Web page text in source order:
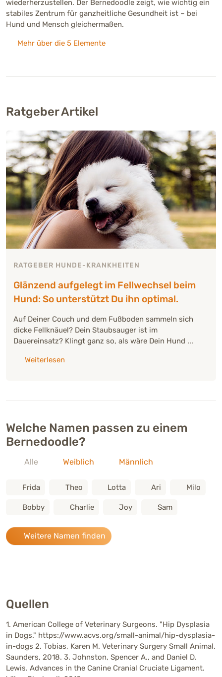
wiederherzustellen. Der Bernedoodle zeigt, wie wichtig ein
stabiles Zentrum für ganzheitliche Gesundheit ist – bei
Hund und Mensch gleichermaßen.
Mehr über die 5 Elemente
Ratgeber Artikel
RATGEBER HUNDE-KRANKHEITEN
Glänzend aufgelegt im Fellwechsel beim
Hund: So unterstützt Du ihn optimal.
Auf Deiner Couch und dem Fußboden sammeln sich
dicke Fellknäuel? Dein Staubsauger ist im
Dauereinsatz? Klingt ganz so, als wäre Dein Hund ...
Weiterlesenüber: "Glänzend aufgelegt im Fellwechsel
Welche Namen passen zu einem
Bernedoodle?
Alle Weiblich Männlich
Frida Theo Lotta Ari Milo
Bobby Charlie Joy Sam
Weitere Namen finden
Quellen
1. American College of Veterinary Surgeons. "Hip Dysplasia
in Dogs." https://www.acvs.org/small-animal/hip-dysplasia-
in-dogs 2. Tobias, Karen M. Veterinary Surgery Small Animal.
Saunders, 2018. 3. Johnston, Spencer A., and Daniel D.
Lewis. Advances in the Canine Cranial Cruciate Ligament.